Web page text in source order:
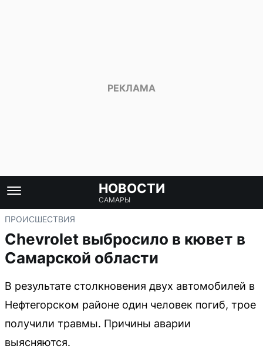
НОВОСТИ
САМАРЫ
ПРОИСШЕСТВИЯ
Chevrolet выбросило в кювет в
Самарской области
В результате столкновения двух автомобилей в
Нефтегорском районе один человек погиб, трое
получили травмы. Причины аварии
выясняются.